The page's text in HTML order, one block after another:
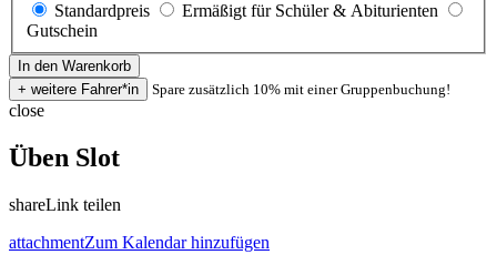
Standardpreis
Ermäßigt für Schüler & Abiturienten
Gutschein
Spare zusätzlich 10% mit einer Gruppenbuchung!
close
Üben Slot
shareLink teilen
attachmentZum Kalendar hinzufügen